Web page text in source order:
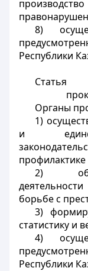
8)
Республики
Статья
Органы
1)
и
2)
борьбе с
3)
статистику и
4)
Республики